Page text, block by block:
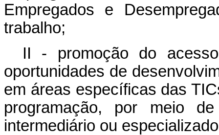
Empregados e
trabalho;
II - promoção do
oportunidades de
em áreas específicas das
programação, por meio
intermediário ou